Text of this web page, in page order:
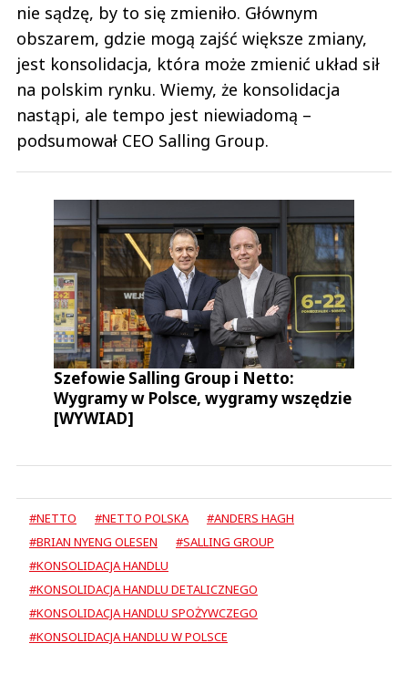
nie sądzę, by to się zmieniło. Głównym
obszarem, gdzie mogą zajść większe zmiany,
jest konsolidacja, która może zmienić układ sił
na polskim rynku. Wiemy, że konsolidacja
nastąpi, ale tempo jest niewiadomą –
podsumował CEO Salling Group.
Szefowie Salling Group i Netto:
Wygramy w Polsce, wygramy wszędzie
[WYWIAD]
#NETTO #NETTO POLSKA
#ANDERS HAGH
#BRIAN NYENG OLESEN
#SALLING GROUP
#KONSOLIDACJA HANDLU
#KONSOLIDACJA HANDLU DETALICZNEGO
#KONSOLIDACJA HANDLU SPOŻYWCZEGO
#KONSOLIDACJA HANDLU W POLSCE